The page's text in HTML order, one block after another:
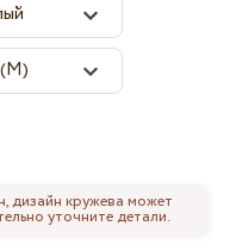
дизайн кружева может
уточните детали.